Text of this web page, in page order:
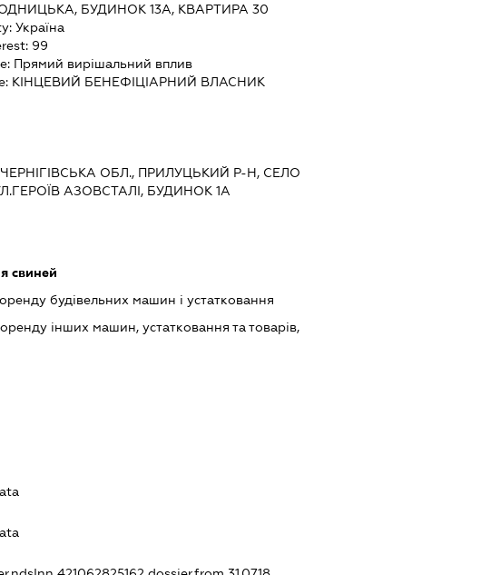
БУДИНОК 13А, КВАРТИРА 30
Україна
99
Прямий вирішальний вплив
КІНЦЕВИЙ БЕНЕФІЦІАРНИЙ ВЛАСНИК
ЧЕРНІГІВСЬКА ОБЛ., ПРИЛУЦЬКИЙ Р-Н, СЕЛО
АЗОВСТАЛІ, БУДИНОК 1А
свиней
будівельних машин і устатковання
інших машин, устатковання та товарів,